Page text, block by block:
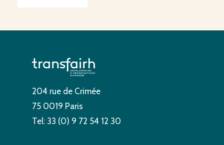
204 rue de Crimée
75 0019 Paris
Tel: 33 (0) 9 72 54 12 30